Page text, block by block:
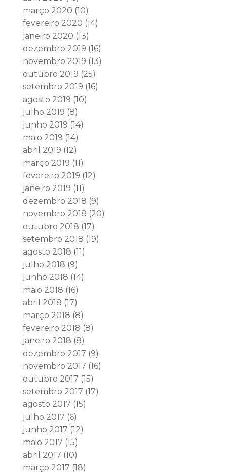
março 2020 (10)
fevereiro 2020 (14)
janeiro 2020 (13)
dezembro 2019 (16)
novembro 2019 (13)
outubro 2019 (25)
setembro 2019 (16)
agosto 2019 (10)
julho 2019 (8)
junho 2019 (14)
maio 2019 (14)
abril 2019 (12)
março 2019 (11)
fevereiro 2019 (12)
janeiro 2019 (11)
dezembro 2018 (9)
novembro 2018 (20)
outubro 2018 (17)
setembro 2018 (19)
agosto 2018 (11)
julho 2018 (9)
junho 2018 (14)
maio 2018 (16)
abril 2018 (17)
março 2018 (8)
fevereiro 2018 (8)
janeiro 2018 (8)
dezembro 2017 (9)
novembro 2017 (16)
outubro 2017 (15)
setembro 2017 (17)
agosto 2017 (15)
julho 2017 (6)
junho 2017 (12)
maio 2017 (15)
abril 2017 (10)
março 2017 (18)